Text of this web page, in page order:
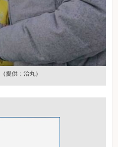
（提供：治丸）